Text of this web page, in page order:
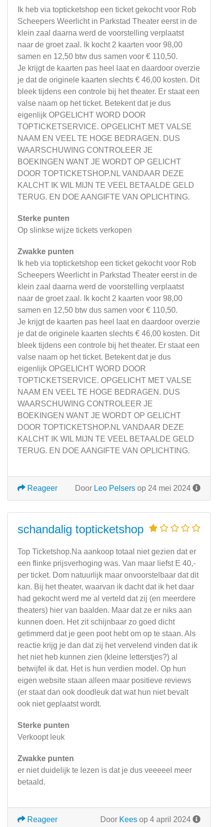
Ik heb via topticketshop een ticket gekocht voor Rob
Scheepers Weerlicht in Parkstad Theater eerst in de
klein zaal daarna werd de voorstelling verplaatst
naar de groet zaal. Ik kocht 2 kaarten voor 98,00
samen en 12,50 btw dus samen voor € 110,50.
Je krijgt de kaarten pas heel laat en daardoor overzie
je dat de originele kaarten slechts € 46,00 kosten. Dit
bleek tijdens een controle bij het theater. Er staat een
valse naam op het ticket. Betekent dat je dus
eigenlijk OPGELICHT WORD DOOR
TOPTICKETSERVICE. OPGELICHT MET VALSE
NAAM EN VEEL TE HOGE BEDRAGEN. DUS
WAARSCHUWING CONTROLEER JE
BOEKINGEN WANT JE WORDT OP GELICHT
DOOR TOPTICKETSHOP.NL VANDAAR DEZE
KALCHT IK WIL MIJN TE VEEL BETAALDE GELD
TERUG. EN DOE AANGIFTE VAN OPLICHTING.
Sterke punten
Op slinkse wijze tickets verkopen
Zwakke punten
Ik heb via topticketshop een ticket gekocht voor Rob
Scheepers Weerlicht in Parkstad Theater eerst in de
klein zaal daarna werd de voorstelling verplaatst
naar de groet zaal. Ik kocht 2 kaarten voor 98,00
samen en 12,50 btw dus samen voor € 110,50.
Je krijgt de kaarten pas heel laat en daardoor overzie
je dat de originele kaarten slechts € 46,00 kosten. Dit
bleek tijdens een controle bij het theater. Er staat een
valse naam op het ticket. Betekent dat je dus
eigenlijk OPGELICHT WORD DOOR
TOPTICKETSERVICE. OPGELICHT MET VALSE
NAAM EN VEEL TE HOGE BEDRAGEN. DUS
WAARSCHUWING CONTROLEER JE
BOEKINGEN WANT JE WORDT OP GELICHT
DOOR TOPTICKETSHOP.NL VANDAAR DEZE
KALCHT IK WIL MIJN TE VEEL BETAALDE GELD
TERUG. EN DOE AANGIFTE VAN OPLICHTING.
Door Leo Pelsers op 24 mei 2024
Reageer
schandalig topticketshop
Top Ticketshop.Na aankoop totaal niet gezien dat er
een flinke prijsverhoging was. Van maar liefst E 40,-
per ticket. Dom natuurlijk maar onvoorstelbaar dat dit
kan. Bij het theater, waarvan ik dacht dat ik het daar
had gekocht werd me al verteld dat zij (en meerdere
theaters) hier van baalden. Maar dat ze er niks aan
kunnen doen. Het zit schijnbaar zo goed dicht
getimmerd dat je geen poot hebt om op te staan. Als
reactie krijg je dan dat zij het vervelend vinden dat ik
het niet heb kunnen zien (kleine letterstjes?) al
betwijfel ik dat. Het is hun verdien model. Op hun
eigen website staan alleen maar positieve reviews
(er staat dan ook doodleuk dat wat hun niet bevalt
ook niet geplaatst wordt.
Sterke punten
Verkoopt leuk
Zwakke punten
er niet duidelijk te lezen is dat je dus veeeeel meer
betaald.
Door Kees op 4 april 2024
Reageer